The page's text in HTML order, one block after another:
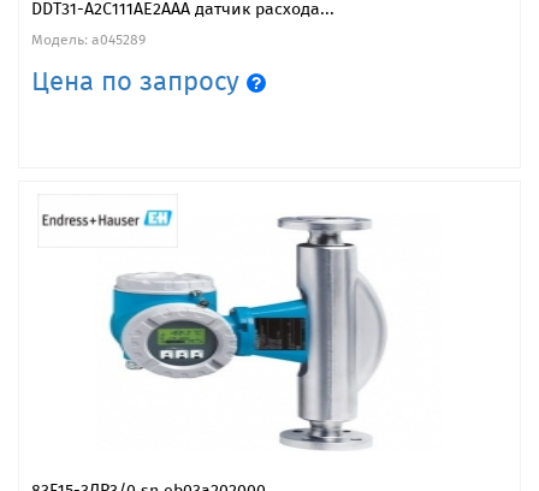
DDT31-A2C111AE2AAA датчик расхода...
Модель: a045289
Цена по запросу